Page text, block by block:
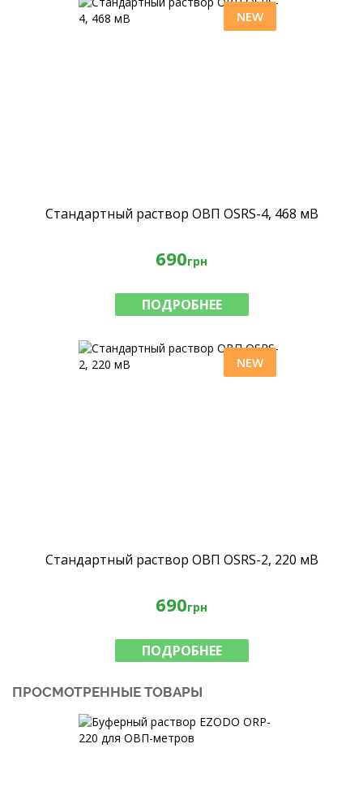
NEW
Стандартный раствор ОВП OSRS-4, 468 мВ
690грн
ПОДРОБНЕЕ
NEW
Стандартный раствор ОВП OSRS-2, 220 мВ
690грн
ПОДРОБНЕЕ
ПРОСМОТРЕННЫЕ ТОВАРЫ